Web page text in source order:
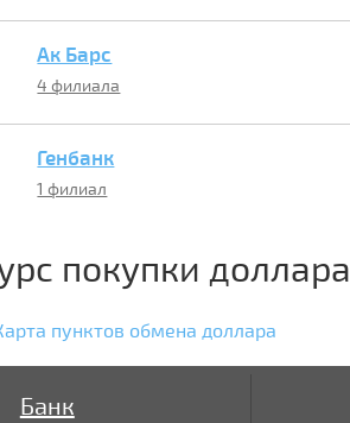
Ак Барс
4 филиала
Генбанк
1 филиал
покупки доллара
пунктов обмена доллара
Банк